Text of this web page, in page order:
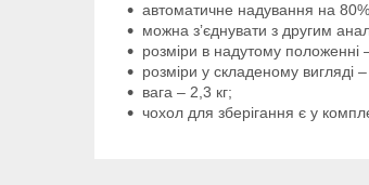
автоматичне надування на
можна зʼєднувати з другим
розміри в надутому положенні
розміри у складеному вигляді
вага – 2,3 кг;
чохол для зберігання є у